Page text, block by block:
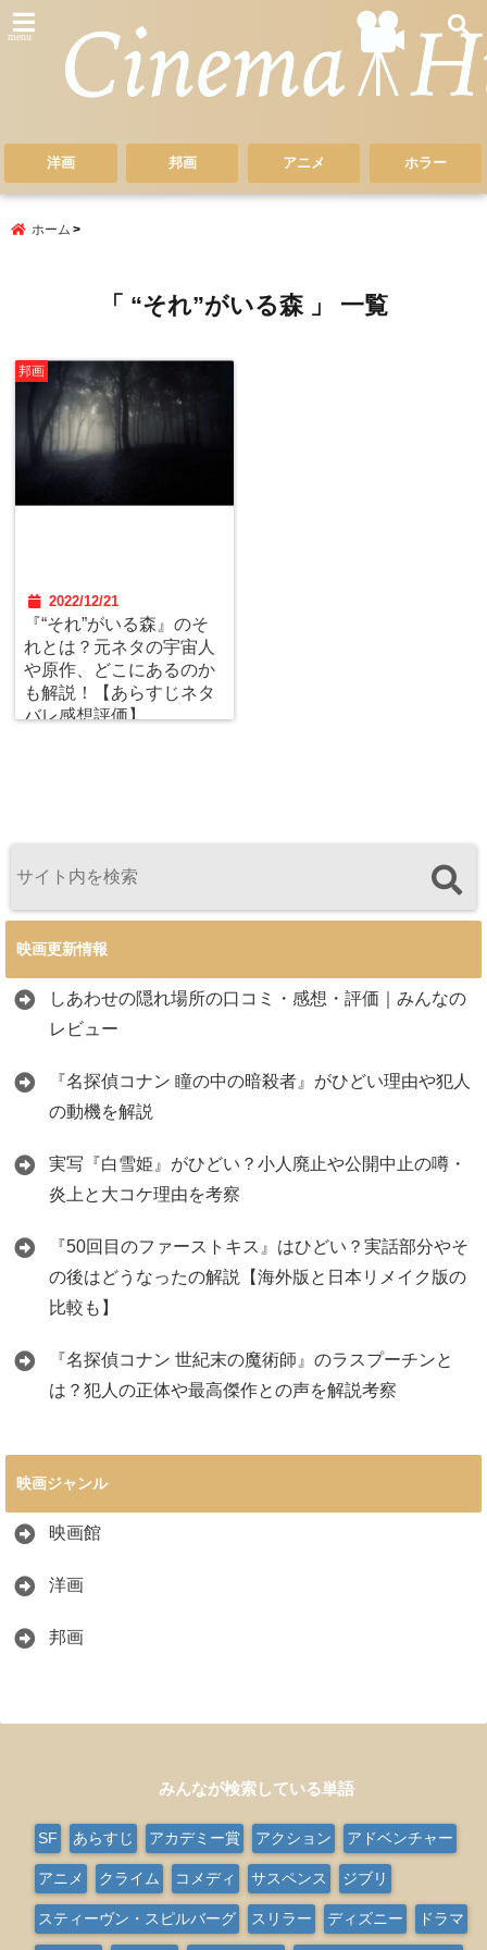
menu
洋画 邦画 アニメ ホラー
ホーム
「 “それ”がいる森 」 一覧
邦画
2022/12/21
『“それ”がいる森』のそ
れとは？元ネタの宇宙人
や原作、どこにあるのか
も解説！【あらすじネタ
バレ感想評価】
映画更新情報
しあわせの隠れ場所の口コミ・感想・評価｜みんなの
レビュー
『名探偵コナン 瞳の中の暗殺者』がひどい理由や犯人
の動機を解説
実写『白雪姫』がひどい？小人廃止や公開中止の噂・
炎上と大コケ理由を考察
『50回目のファーストキス』はひどい？実話部分やそ
の後はどうなったの解説【海外版と日本リメイク版の
比較も】
『名探偵コナン 世紀末の魔術師』のラスプーチンと
は？犯人の正体や最高傑作との声を解説考察
映画ジャンル
映画館
洋画
邦画
みんなが検索している単語
SF あらすじ アカデミー賞 アクション アドベンチャー
アニメ クライム コメディ サスペンス ジブリ
スティーヴン・スピルバーグ スリラー ディズニー ドラマ